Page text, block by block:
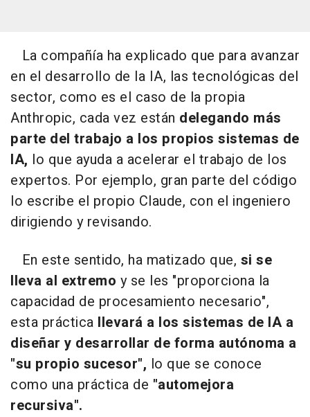
La compañía ha explicado que para avanzar
en el desarrollo de la IA, las tecnológicas del
sector, como es el caso de la propia
Anthropic, cada vez están delegando más
parte del trabajo a los propios sistemas de
IA, lo que ayuda a acelerar el trabajo de los
expertos. Por ejemplo, gran parte del código
lo escribe el propio Claude, con el ingeniero
dirigiendo y revisando.
En este sentido, ha matizado que, si se
lleva al extremo y se les "proporciona la
capacidad de procesamiento necesario",
esta práctica llevará a los sistemas de IA a
diseñar y desarrollar de forma autónoma a
"su propio sucesor", lo que se conoce
como una práctica de "automejora
recursiva".